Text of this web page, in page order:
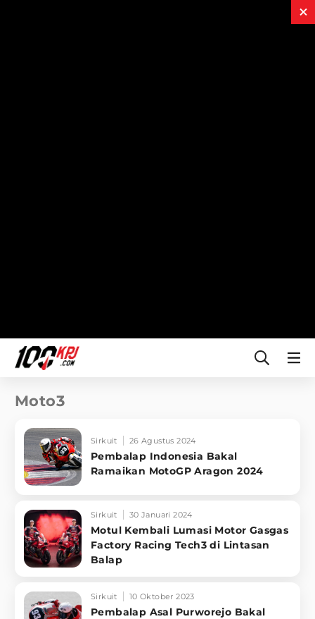
Moto3
Sirkuit 26 Agustus 2024
Pembalap Indonesia Bakal
Ramaikan MotoGP Aragon 2024
Sirkuit 30 Januari 2024
Motul Kembali Lumasi Motor Gasgas
Factory Racing Tech3 di Lintasan
Balap
Sirkuit 10 Oktober 2023
Pembalap Asal Purworejo Bakal